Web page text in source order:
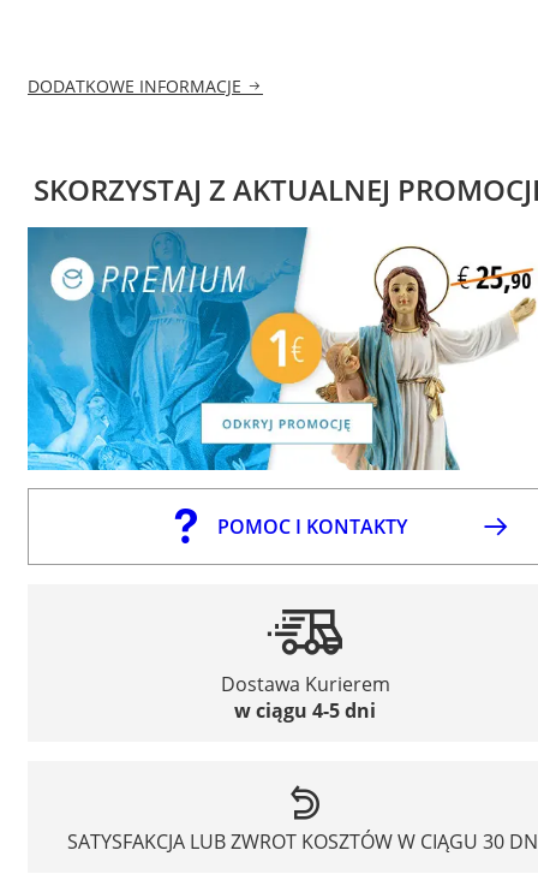
DODATKOWE INFORMACJE
SKORZYSTAJ Z AKTUALNEJ
POMOC I KONTAKTY
Dostawa Kurierem
w ciągu 4-5 dni
SATYSFAKCJA LUB ZWROT KOSZTÓW W CIĄGU 30